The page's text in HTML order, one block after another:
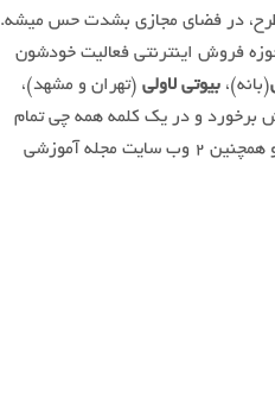
مطرح، در فضای مجازی بشدت حس میشه.
تازگی در حوزه فروش اینترنتی فعالیت خودشون
(بانه)، بیوتی لاولی (تهران و مشهد)،
برخورد و در یک کلمه همه چی تمام
مشهور. و همچنین ۲ وب سایت مجله آموزشی